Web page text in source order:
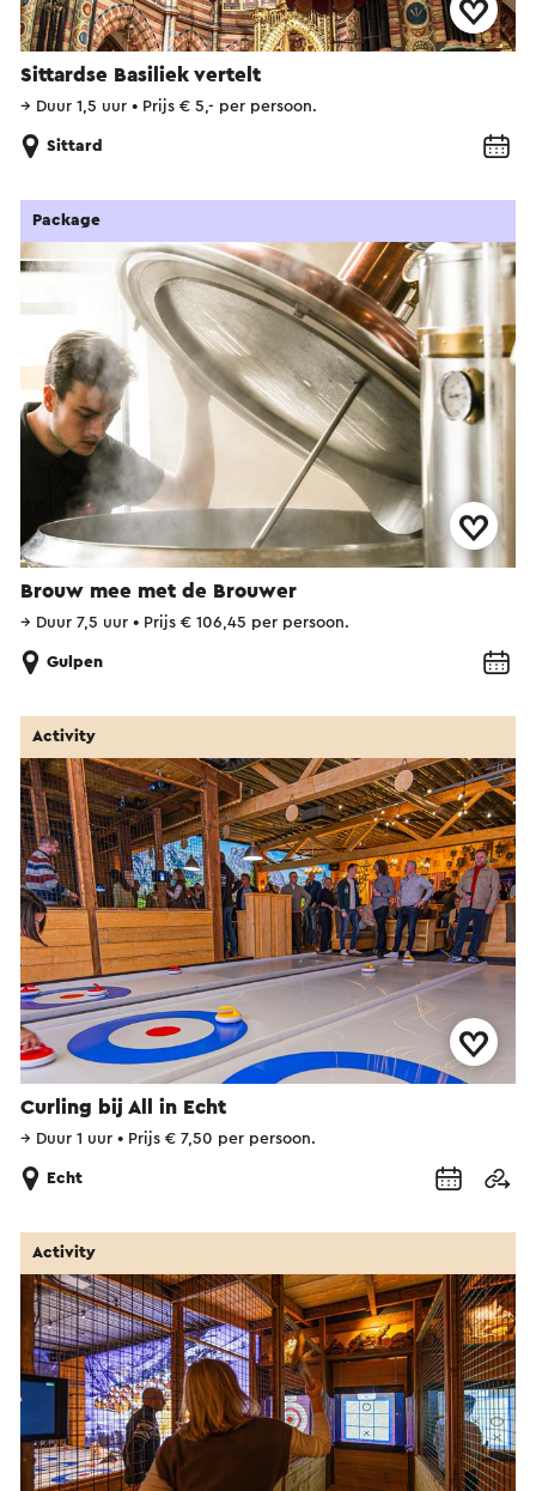
Sittardse Basiliek vertelt
→ Duur 1,5 uur • Prijs € 5,- per persoon.
Sittard
Brouw mee met de Brouwer
Package
→ Duur 7,5 uur • Prijs € 106,45 per persoon.
Gulpen
Curling bij All in Echt
Activity
→ Duur 1 uur • Prijs € 7,50 per persoon.
Echt
Activity